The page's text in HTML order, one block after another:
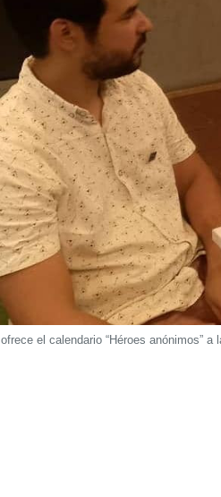
el calendario “Héroes anónimos”